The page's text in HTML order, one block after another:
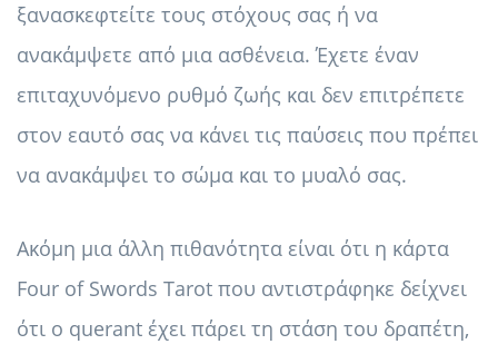
ξανασκεφτείτε τους στόχους σας ή να
ανακάμψετε από μια ασθένεια. Έχετε έναν
επιταχυνόμενο ρυθμό ζωής και δεν επιτρέπετε
στον εαυτό σας να κάνει τις παύσεις που πρέπει
να ανακάμψει το σώμα και το μυαλό σας.
Ακόμη μια άλλη πιθανότητα είναι ότι η κάρτα
Four of Swords Tarot που αντιστράφηκε δείχνει
ότι ο querant έχει πάρει τη στάση του δραπέτη,